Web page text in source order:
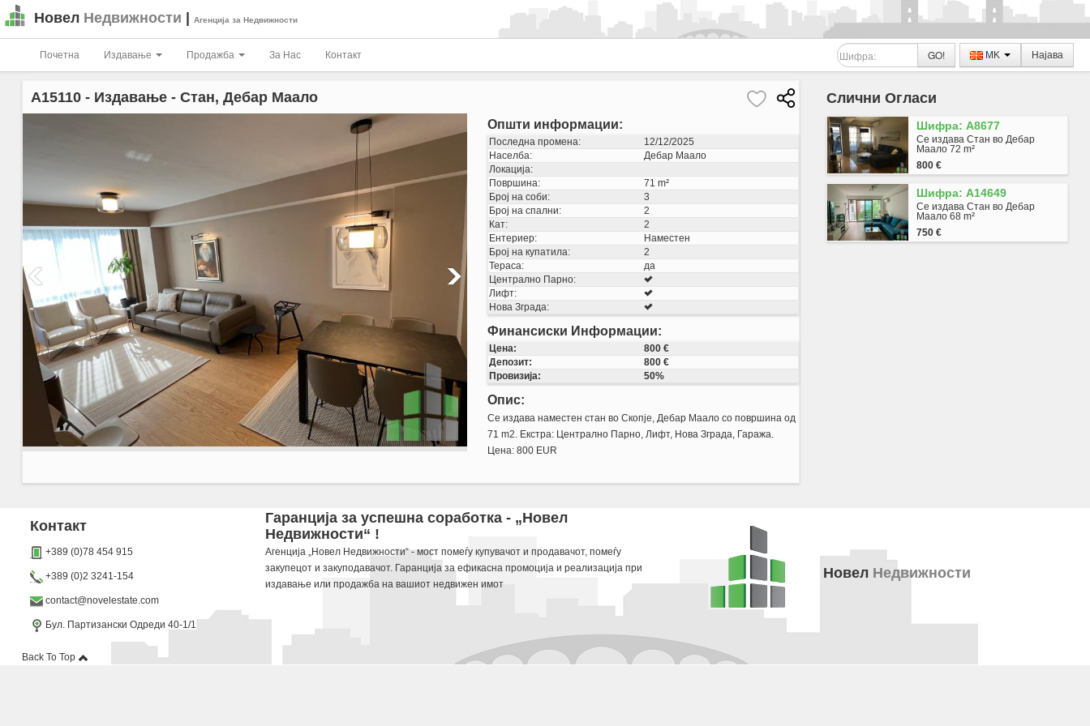
Новел Недвижности Агенција за Недвижности
Почетна Издавање Продажба За Нас Контакт Најава
MK
GO!
A15110- Издавање - Стан, Дебар Маало
Општи информации:
Последна промена:
12/12/2025
Населба:
Дебар Маало
Локација:
Површина:
71 m²
Број на соби:
3
Број на спални:
2
Кат:
2
Ентериер:
Наместен
Број на купатила:
2
Тераса:
да
Централно Парно:
Лифт:
Нова Зграда:
Финансиски Информации:
Цена:
800 €
Депозит:
800 €
Провизија:
50%
Опис:
Се издава наместен стан во Скопје, Дебар Маало со површина од
71 m2. Екстра: Централно Парно, Лифт, Нова Зграда, Гаража.
Цена: 800 EUR
Слични Огласи
Шифра: A8677
Се издава Стан во Дебар
Маало 72 m²
800 €
Шифра: A14649
Се издава Стан во Дебар
Маало 68 m²
750 €
Dokolku barate stan, kuka, deloven prostor ova e vistinskoto mesto da ja zapocnete vasata potraga.
Контакт
+389 (0)78 454 915
+389 (0)2 3241-154
contact@novelestate.com
Бул. Партизански Одреди 40-1/1
Гаранција за успешна соработка - „Новел
Недвижности“ !
Агенција „Новел Недвижности“ - мост помеѓу купувачот и продавачот, помеѓу
закупецот и закуподавачот. Гаранција за ефикасна промоција и реализација при
издавање или продажба на вашиот недвижен имот
Новел Недвижности
Back To Top